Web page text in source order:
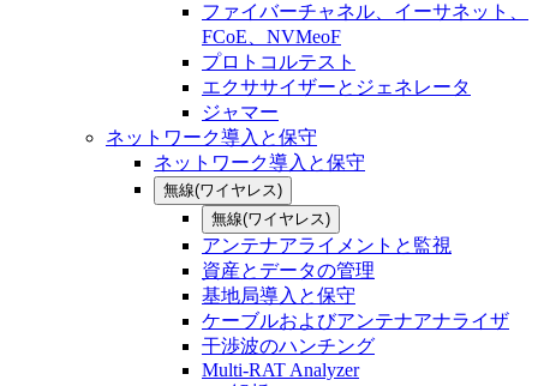
ファイバーチャネル、イーサネット、
FCoE、NVMeoF
プロトコルテスト
エクササイザーとジェネレータ
ジャマー
ネットワーク導入と保守
ネットワーク導入と保守
無線(ワイヤレス)
無線(ワイヤレス)
アンテナアライメントと監視
資産とデータの管理
基地局導入と保守
ケーブルおよびアンテナアナライザ
干渉波のハンチング
Multi-RAT Analyzer